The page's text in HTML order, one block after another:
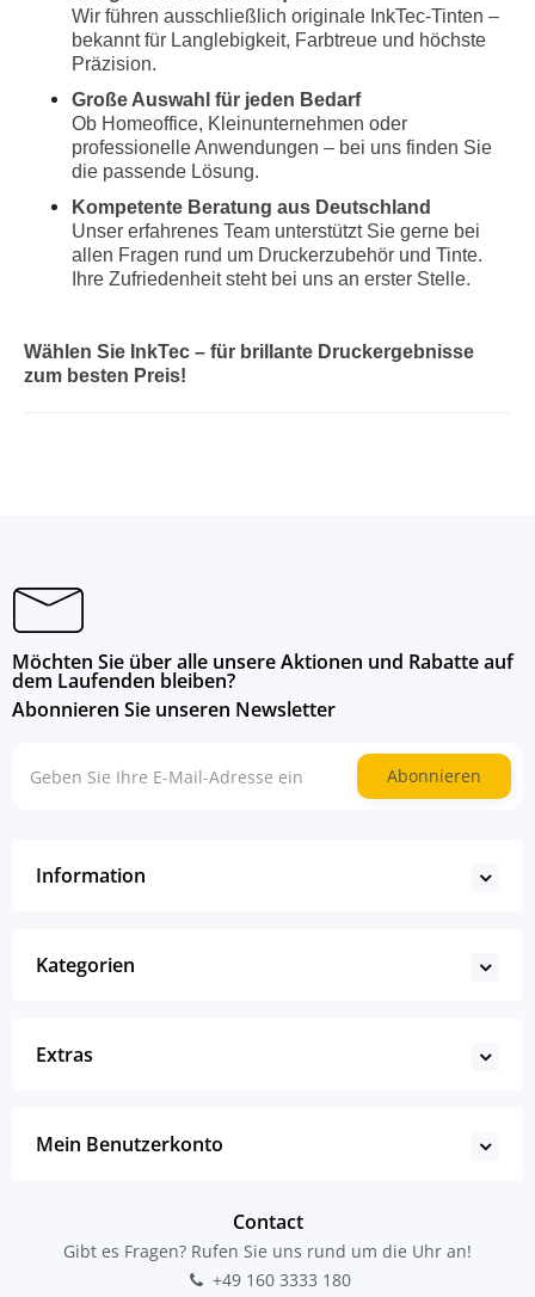
Wir führen ausschließlich originale InkTec-Tinten –
bekannt für Langlebigkeit, Farbtreue und höchste
Präzision.
Große Auswahl für jeden Bedarf
Ob Homeoffice, Kleinunternehmen oder
professionelle Anwendungen – bei uns finden Sie
die passende Lösung.
Kompetente Beratung aus Deutschland
Unser erfahrenes Team unterstützt Sie gerne bei
allen Fragen rund um Druckerzubehör und Tinte.
Ihre Zufriedenheit steht bei uns an erster Stelle.
Wählen Sie InkTec – für brillante Druckergebnisse
zum besten Preis!
Möchten Sie über alle unsere Aktionen und Rabatte auf
dem Laufenden bleiben?
Abonnieren Sie unseren Newsletter
Abonnieren
Information
Kategorien
Extras
Mein Benutzerkonto
Contact
Gibt es Fragen? Rufen Sie uns rund um die Uhr an!
+49 160 3333 180